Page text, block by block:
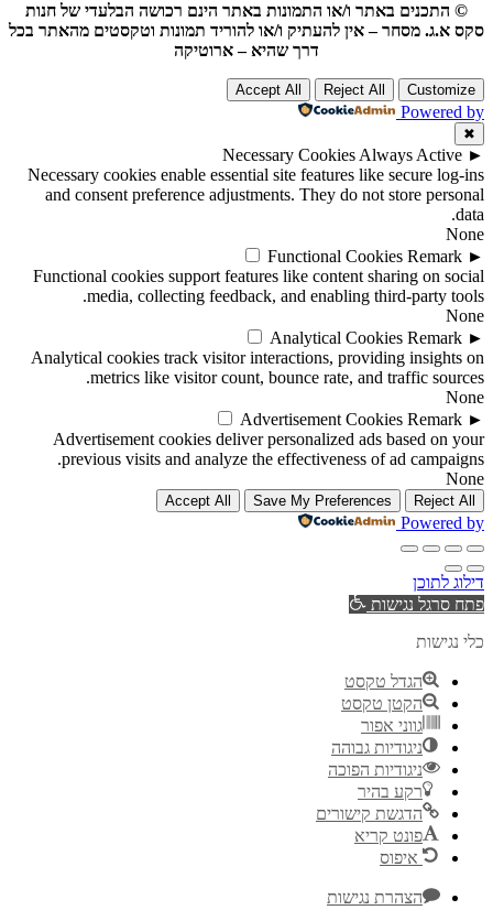
© התכנים באתר ו/או התמונות באתר הינם רכושה הבלעדי של חנות
סקס א.ג. מסחר – אין להעתיק ו/או להוריד תמונות וטקסטים מהאתר בכל
דרך שהיא – ארוטיקה
Customize
Reject All
Accept All
Powered by
✖
►
Necessary CookiesAlways Active
Necessary cookies enable essential site features like secure log-ins
and consent preference adjustments. They do not store personal
data.
None
►
Functional Cookies Remark
Functional cookies support features like content sharing on social
media, collecting feedback, and enabling third-party tools.
None
►
Analytical Cookies Remark
Analytical cookies track visitor interactions, providing insights on
metrics like visitor count, bounce rate, and traffic sources.
None
►
Advertisement Cookies Remark
Advertisement cookies deliver personalized ads based on your
previous visits and analyze the effectiveness of ad campaigns.
None
Reject All
Save My Preferences
Accept All
Powered by
דילוג לתוכן
פתח סרגל נגישות
כלי נגישות
הגדל טקסט
הקטן טקסט
גווני אפור
ניגודיות גבוהה
ניגודיות הפוכה
רקע בהיר
הדגשת קישורים
פונט קריא
איפוס
הצהרת נגישות